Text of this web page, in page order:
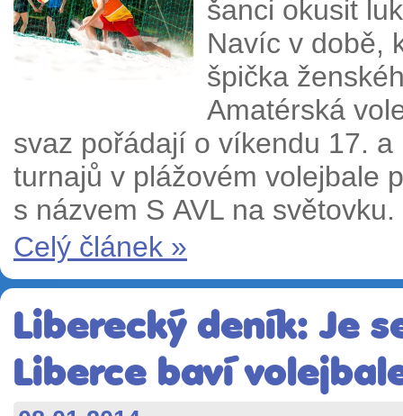
šanci okusit
Navíc v době,
špička
Amatérská
svaz pořádají o víkendu 17.
turnajů v plážovém volejbale
s názvem S AVL na světovku.
Celý článek »
Liberecký deník: Je
Liberce baví